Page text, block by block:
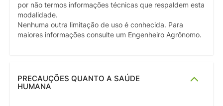
por não termos informações técnicas que respaldem esta
modalidade.
Nenhuma outra limitação de uso é conhecida. Para
maiores informações consulte um Engenheiro Agrônomo.
PRECAUÇÕES QUANTO A SAÚDE
HUMANA